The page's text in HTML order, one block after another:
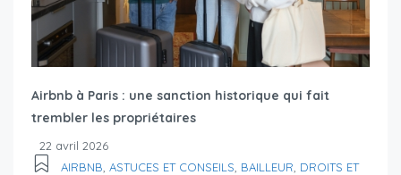
Airbnb à Paris : une sanction historique qui fait
trembler les propriétaires
22 avril 2026
AIRBNB ASTUCES ET CONSEILS BAILLEUR DROITS ET